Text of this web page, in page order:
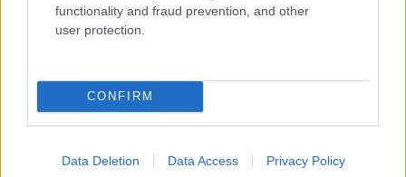
functionality and fraud prevention, and other
user protection.
CONFIRM
Data Deletion Data Access Privacy Policy